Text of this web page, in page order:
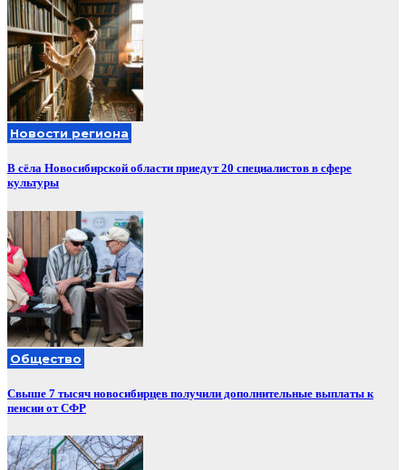
Новости региона
В сёла Новосибирской области приедут 20 специалистов в сфере
культуры
Общество
Свыше 7 тысяч новосибирцев получили дополнительные выплаты к
пенсии от СФР